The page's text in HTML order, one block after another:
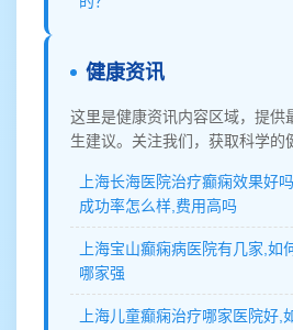
健康资讯
这里是健康资讯内容区域，提供
生建议。关注我们，获取科学的
上海长海医院治疗癫痫效果好
成功率怎么样,费用高吗
上海宝山癫痫病医院有几家,如
哪家强
上海儿童癫痫治疗哪家医院好,